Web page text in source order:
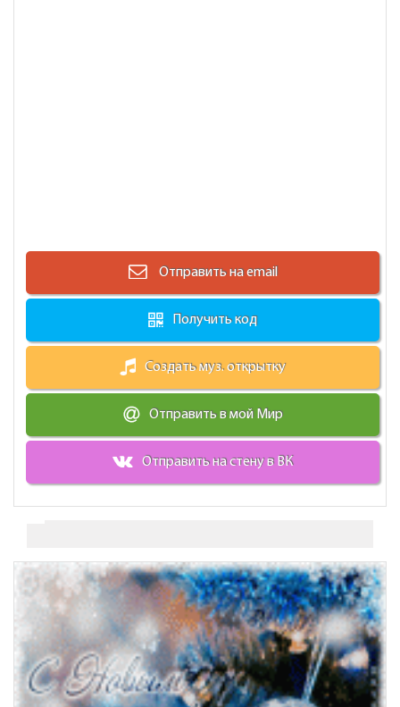
Отправить на email
Получить код
Создать муз. открытку
Отправить в мой Мир
Отправить на стену в ВК